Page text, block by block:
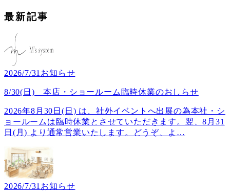
最新記事
2026/7/31 お知らせ
8/30(日) 本店・ショールーム臨時休業のおしらせ
2026年8月30日(日) は、社外イベントへ出展の為本社・シ
ョールームは臨時休業とさせていただきます。翌、8月31
日(月) より通常営業いたします。どうぞ、よ …
2026/7/31 お知らせ